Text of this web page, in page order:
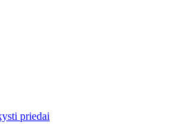
priedai